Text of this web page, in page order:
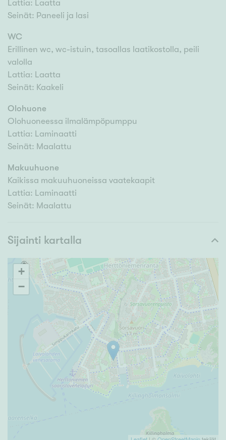
Lattia: Laatta
Seinät: Paneeli ja lasi
WC
Erillinen wc, wc-istuin, tasoallas laatikostolla, peili
valolla
Lattia: Laatta
Seinät: Kaakeli
Olohuone
Olohuoneessa ilmalämpöpumppu
Lattia: Laminaatti
Seinät: Maalattu
Makuuhuone
Kaikissa makuuhuoneissa vaatekaapit
Lattia: Laminaatti
Seinät: Maalattu
Sijainti kartalla
+
−